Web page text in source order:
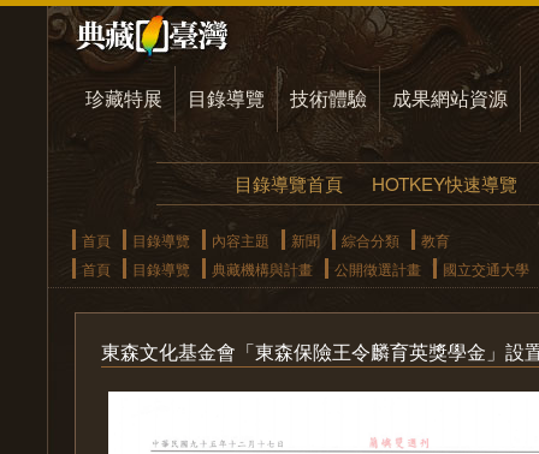
珍藏特展 目錄導覽 技術體驗 成果網站資源
目錄導覽首頁 HOTKEY快速導覽
首頁 目錄導覽 內容主題 新聞 綜合分類
教育
首頁
目錄導覽 典藏機構與計畫 公開徵選計畫 國立交通大學
東森文化基金會「東森保險王令麟育英獎學金」設